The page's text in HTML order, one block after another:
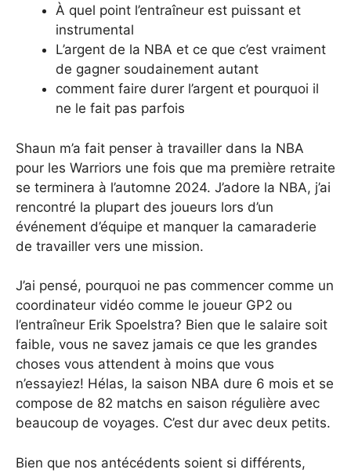
À quel point l’entraîneur est puissant et
instrumental
L’argent de la NBA et ce que c’est vraiment
de gagner soudainement autant
comment faire durer l’argent et pourquoi il
ne le fait pas parfois
Shaun m’a fait penser à travailler dans la NBA
pour les Warriors une fois que ma première retraite
se terminera à l’automne 2024. J’adore la NBA, j’ai
rencontré la plupart des joueurs lors d’un
événement d’équipe et manquer la camaraderie
de travailler vers une mission.
J’ai pensé, pourquoi ne pas commencer comme un
coordinateur vidéo comme le joueur GP2 ou
l’entraîneur Erik Spoelstra? Bien que le salaire soit
faible, vous ne savez jamais ce que les grandes
choses vous attendent à moins que vous
n’essayiez! Hélas, la saison NBA dure 6 mois et se
compose de 82 matchs en saison régulière avec
beaucoup de voyages. C’est dur avec deux petits.
Bien que nos antécédents soient si différents,